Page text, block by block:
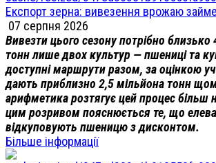
Експорт зерна: вивезення врожаю
07 серпня 2026
Вивезти цього сезону потрібно близько
тонн лише двох культур — пшениці та
доступні маршрути разом, за оцінкою
дають приблизно 2,5 мільйона тонн
арифметика розтягує цей процес більш
цим розривом пояснюється те, що
відкуповують пшеницю з дисконтом.
Більше інформації